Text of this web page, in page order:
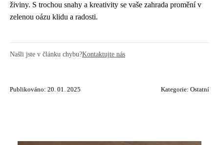
živiny. S trochou snahy a kreativity se vaše zahrada promění v
zelenou oázu klidu a radosti.
Našli jste v článku chybu?Kontaktujte nás
Publikováno: 20. 01. 2025 Kategorie: Ostatní